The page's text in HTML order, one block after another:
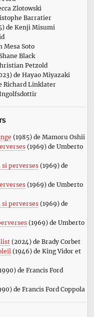
Zlotowski
Barratier
de Kenji Misumi
Mesa Soto
Black
Petzold
de Hayao Miyazaki
Richard Linklater
(1985) de Mamoru Oshii
(1969) de Umberto
si perverses(1969) de
(1969) de Umberto
si perverses(1969) de
(1969) de Umberto
(2024) de Brady Corbet
(1946) de King Vidor et
de Francis Ford
de Francis Ford Coppola